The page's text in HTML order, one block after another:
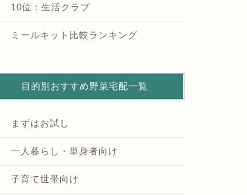
10位：生活クラブ
ミールキット比較ランキング
目的別おすすめ野菜宅配一覧
まずはお試し
一人暮らし・単身者向け
子育て世帯向け